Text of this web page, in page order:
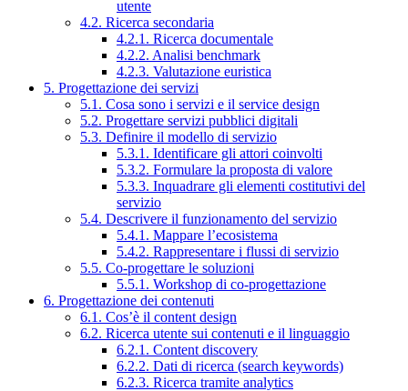
utente
4.2. Ricerca secondaria
4.2.1. Ricerca documentale
4.2.2. Analisi benchmark
4.2.3. Valutazione euristica
5. Progettazione dei servizi
5.1. Cosa sono i servizi e il service design
5.2. Progettare servizi pubblici digitali
5.3. Definire il modello di servizio
5.3.1. Identificare gli attori coinvolti
5.3.2. Formulare la proposta di valore
5.3.3. Inquadrare gli elementi costitutivi del
servizio
5.4. Descrivere il funzionamento del servizio
5.4.1. Mappare l’ecosistema
5.4.2. Rappresentare i flussi di servizio
5.5. Co-progettare le soluzioni
5.5.1. Workshop di co-progettazione
6. Progettazione dei contenuti
6.1. Cos’è il content design
6.2. Ricerca utente sui contenuti e il linguaggio
6.2.1. Content discovery
6.2.2. Dati di ricerca (search keywords)
6.2.3. Ricerca tramite analytics